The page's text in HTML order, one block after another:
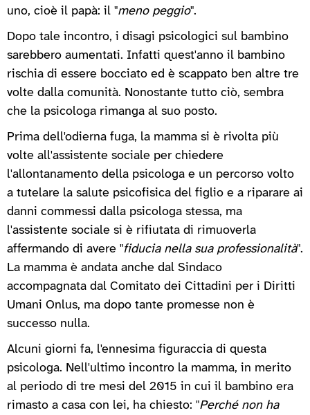
uno, cioè il papà: il "meno peggio".
Dopo tale incontro, i disagi psicologici sul bambino
sarebbero aumentati. Infatti quest'anno il bambino
rischia di essere bocciato ed è scappato ben altre tre
volte dalla comunità. Nonostante tutto ciò, sembra
che la psicologa rimanga al suo posto.
Prima dell'odierna fuga, la mamma si è rivolta più
volte all'assistente sociale per chiedere
l'allontanamento della psicologa e un percorso volto
a tutelare la salute psicofisica del figlio e a riparare ai
danni commessi dalla psicologa stessa, ma
l'assistente sociale si è rifiutata di rimuoverla
affermando di avere "fiducia nella sua professionalità".
La mamma è andata anche dal Sindaco
accompagnata dal Comitato dei Cittadini per i Diritti
Umani Onlus, ma dopo tante promesse non è
successo nulla.
Alcuni giorni fa, l'ennesima figuraccia di questa
psicologa. Nell'ultimo incontro la mamma, in merito
al periodo di tre mesi del 2015 in cui il bambino era
rimasto a casa con lei, ha chiesto: "Perché non ha